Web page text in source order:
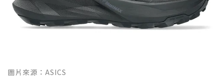
圖片來源：ASICS